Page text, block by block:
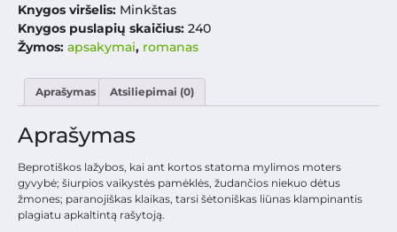
Knygos viršelis: Minkštas
Knygos puslapių skaičius: 240
Žymos: apsakymai, romanas
Aprašymas Atsiliepimai (0)
Aprašymas
Beprotiškos lažybos, kai ant kortos statoma mylimos moters
gyvybė; šiurpios vaikystės pamėklės, žudančios niekuo dėtus
žmones; paranojiškas klaikas, tarsi šėtoniškas liūnas klampinantis
plagiatu apkaltintą rašytoją.